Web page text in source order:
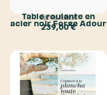
Forge Adour
Table roulante en
acier noir Forge Adour
239,00€